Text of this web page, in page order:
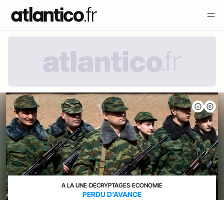
A LA UNE›DÉCRYPTAGES›ECONOMIE
PERDU D'AVANCE